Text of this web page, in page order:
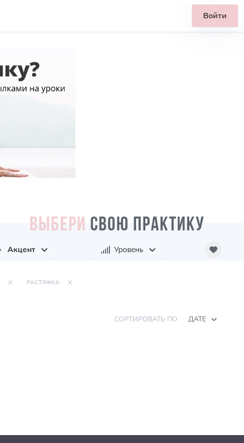
Войти
ВЫБЕРИ СВОЮ ПРАКТИКУ
Акцент Уровень
РАСТЯЖКА
СОРТИРОВАТЬ ПО ДАТЕ